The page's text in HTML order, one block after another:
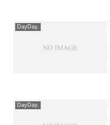
DayDay.
DayDay.